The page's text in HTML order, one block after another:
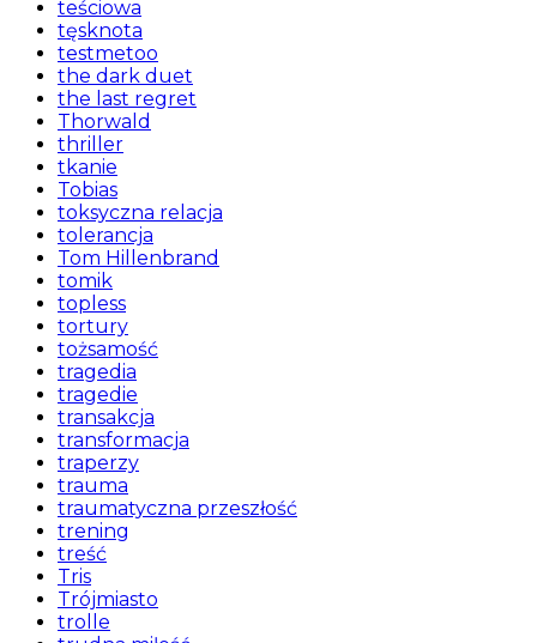
teściowa
tęsknota
testmetoo
the dark duet
the last regret
Thorwald
thriller
tkanie
Tobias
toksyczna relacja
tolerancja
Tom Hillenbrand
tomik
topless
tortury
tożsamość
tragedia
tragedie
transakcja
transformacja
traperzy
trauma
traumatyczna przeszłość
trening
treść
Tris
Trójmiasto
trolle